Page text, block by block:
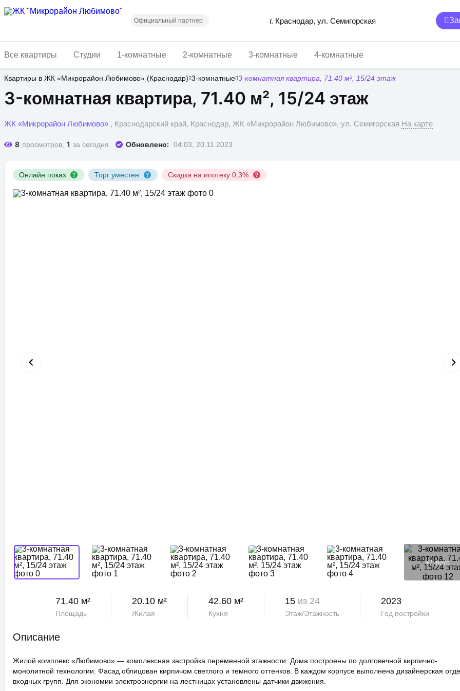
Официальный партнер г. Краснодар, ул. Семигорская
Все квартиры Студии 1-комнатные 2-комнатные 3-комнатные 4-комнатные
Квартиры в ЖК «Микрорайон Любимово» (Краснодар) 3-комнатные 3-комнатная квартира, 71.40 м², 15/24 этаж
3-комнатная квартира, 71.40 м², 15/24 этаж
ЖК «Микрорайон Любимово» , Краснодарский край, Краснодар, ЖК «Микрорайон Любимово», ул. Семигорская На карте
8 просмотров, 1 за сегодня Обновлено: 04:03, 20.11.2023
Онлайн показ Торг уместен Скидка на ипотеку 0,3%
+7 фото
71.40 м²
Площадь
20.10 м²
Жилая
42.60 м²
Кухня
15 из 24
Этаж/Этажность
2023
Год постройки
Описание
Жилой комплекс «Любимово» — комплексная застройка переменной этажности. Дома построены по долговечной кирпично-
монолитной технологии. Фасад облицован кирпичом светлого и темного оттенков. В каждом корпусе выполнена дизайнерская
входных групп. Для экономии электроэнергии на лестницах установлены датчики движения.